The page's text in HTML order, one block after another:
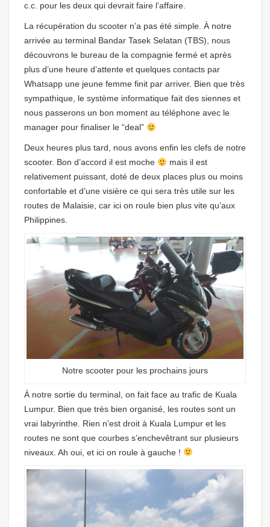
c.c. pour les deux qui devrait faire l’affaire.
La récupération du scooter n’a pas été simple. À notre
arrivée au terminal Bandar Tasek Selatan (TBS), nous
découvrons le bureau de la compagnie fermé et après
plus d’une heure d’attente et quelques contacts par
Whatsapp une jeune femme finit par arriver. Bien que très
sympathique, le système informatique fait des siennes et
nous passerons un bon moment au téléphone avec le
manager pour finaliser le “deal”
Deux heures plus tard, nous avons enfin les clefs de notre
scooter. Bon d’accord il est moche
mais il est
relativement puissant, doté de deux places plus ou moins
confortable et d’une visière ce qui sera très utile sur les
routes de Malaisie, car ici on roule bien plus vite qu’aux
Philippines.
Notre scooter pour les prochains jours
À notre sortie du terminal, on fait face au trafic de Kuala
Lumpur. Bien que très bien organisé, les routes sont un
vrai labyrinthe. Rien n’est droit à Kuala Lumpur et les
routes ne sont que courbes s’enchevêtrant sur plusieurs
niveaux. Ah oui, et ici on roule à gauche !